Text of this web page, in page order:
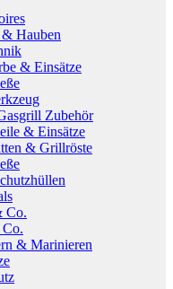
Hauben
& Einsätze
Zubehör
& Einsätze
& Grillröste
Co.
& Marinieren